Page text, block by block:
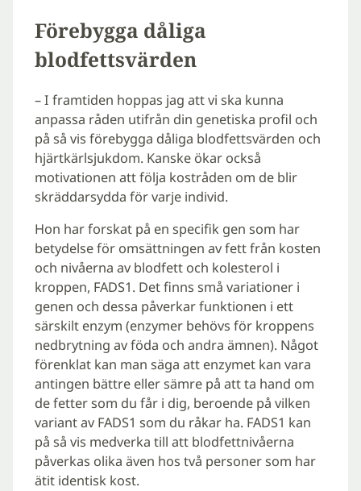
Förebygga dåliga
blodfettsvärden
– I framtiden hoppas jag att vi ska kunna
anpassa råden utifrån din genetiska profil och
på så vis förebygga dåliga blodfettsvärden och
hjärtkärlsjukdom. Kanske ökar också
motivationen att följa kostråden om de blir
skräddarsydda för varje individ.
Hon har forskat på en specifik gen som har
betydelse för omsättningen av fett från kosten
och nivåerna av blodfett och kolesterol i
kroppen, FADS1. Det finns små variationer i
genen och dessa påverkar funktionen i ett
särskilt enzym (enzymer behövs för kroppens
nedbrytning av föda och andra ämnen). Något
förenklat kan man säga att enzymet kan vara
antingen bättre eller sämre på att ta hand om
de fetter som du får i dig, beroende på vilken
variant av FADS1 som du råkar ha. FADS1 kan
på så vis medverka till att blodfettnivåerna
påverkas olika även hos två personer som har
ätit identisk kost.